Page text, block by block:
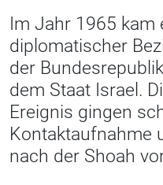
Im Jahr 1965 kam
diplomatischer
der
dem Staat Israel.
Ereignis gingen
Kontaktaufnahme
nach der Shoah